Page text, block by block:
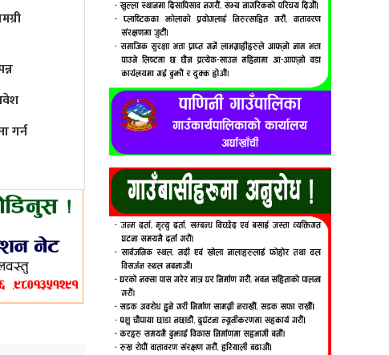
गर्न